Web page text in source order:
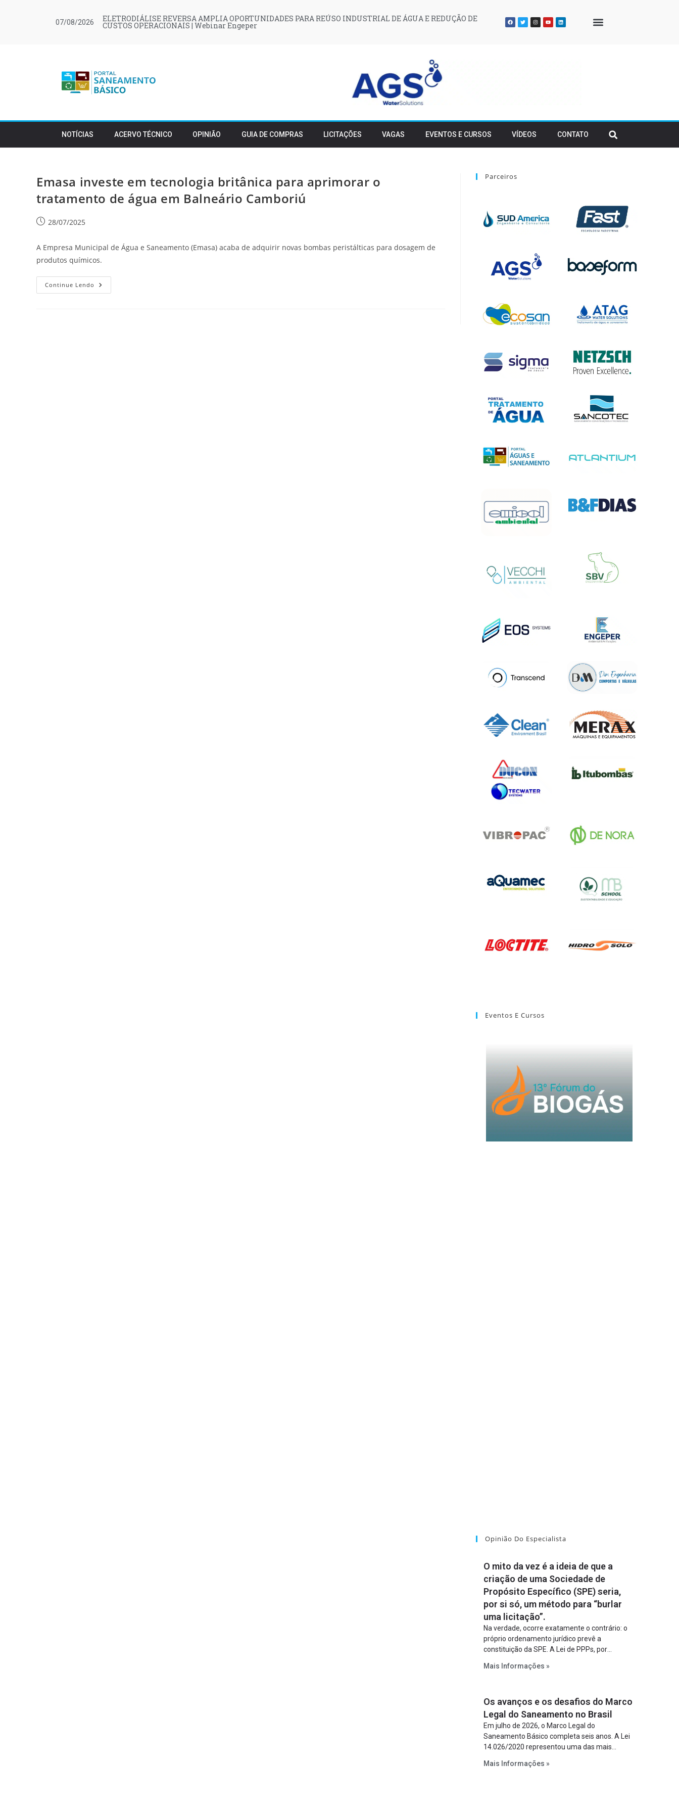
07/08/2026 ELETRODIÁLISE REVERSA AMPLIA OPORTUNIDADES PARA REÚSO INDUSTRIAL DE ÁGUA E REDUÇÃO DE
CUSTOS OPERACIONAIS | Webinar Engeper
NOTÍCIAS ACERVO TÉCNICO OPINIÃO GUIA DE COMPRAS LICITAÇÕES VAGAS EVENTOS E CURSOS VÍDEOS CONTATO
Emasa investe em tecnologia britânica para aprimorar o
tratamento de água em Balneário Camboriú
28/07/2025
A Empresa Municipal de Água e Saneamento (Emasa) acaba de adquirir novas bombas peristálticas para dosagem de
produtos químicos.
Continue Lendo
Parceiros
Eventos E Cursos
Opinião Do Especialista
O mito da vez é a ideia de que a
criação de uma Sociedade de
Propósito Específico (SPE) seria,
por si só, um método para “burlar
uma licitação”.
Na verdade, ocorre exatamente o contrário: o
próprio ordenamento jurídico prevê a
constituição da SPE. A Lei de PPPs, por
constitua uma SPE para implantar e gerir o
Lei de Concessões, a figura é facultativa e
sujeita a uma escolha racional de projeto a
projeto.
Mais Informações »
Os avanços e os desafios do Marco
Legal do Saneamento no Brasil
Em julho de 2026, o Marco Legal do
Saneamento Básico completa seis anos. A Lei
14.026/2020 representou uma das mais
estabelecer metas claras para a
Mais Informações »